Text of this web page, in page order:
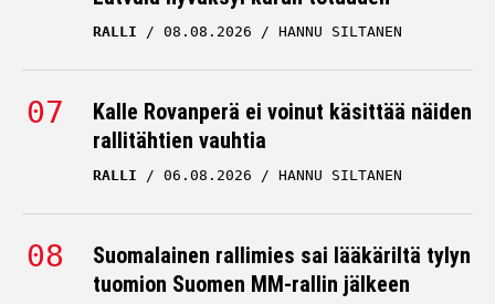
RALLI 08.08.2026 HANNU SILTANEN
Kalle Rovanperä ei voinut käsittää näiden
rallitähtien vauhtia
RALLI 06.08.2026 HANNU SILTANEN
Suomalainen rallimies sai lääkäriltä tylyn
tuomion Suomen MM-rallin jälkeen